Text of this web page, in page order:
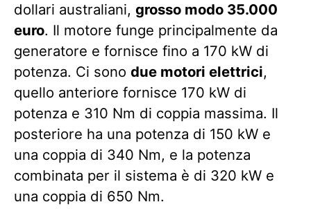
dollari australiani, grosso modo 35.000
euro. Il motore funge principalmente da
generatore e fornisce fino a 170 kW di
potenza. Ci sono due motori elettrici,
quello anteriore fornisce 170 kW di
potenza e 310 Nm di coppia massima. Il
posteriore ha una potenza di 150 kW e
una coppia di 340 Nm, e la potenza
combinata per il sistema è di 320 kW e
una coppia di 650 Nm.